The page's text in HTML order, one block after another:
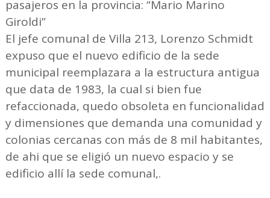
pasajeros en la provincia: “Mario Marino
Giroldi”
El jefe comunal de Villa 213, Lorenzo Schmidt
expuso que el nuevo edificio de la sede
municipal reemplazara a la estructura antigua
que data de 1983, la cual si bien fue
refaccionada, quedo obsoleta en funcionalidad
y dimensiones que demanda una comunidad y
colonias cercanas con más de 8 mil habitantes,
de ahi que se eligió un nuevo espacio y se
edificio allí la sede comunal,.